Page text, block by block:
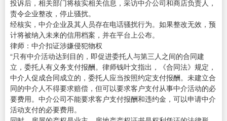
投诉后，相关部门将核实相关信息，采访中介公司和商店负责人，
责令企业整改，停止骚扰。
经核实，中介企业及其人员存在电话骚扰行为。如果整改无效，预
计将被纳入未来的信用档案，并在平台上公布。
律师：中介扣证涉嫌侵犯物权
“只有中介活动达到目的，即促进委托人与第三人之间的合同建
立，委托人有义务支付报酬。律师钱叶文指出，《合同法》规定，
中介人促成合同成立的，委托人应当按照约定支付报酬。未建立合
同的中介人不得要求赔偿，但可以要求客户支付从事中介活动的必
要费用。中介公司不能要求客户支付报酬和违约金，可以申请中介
活动支付的必要费用。